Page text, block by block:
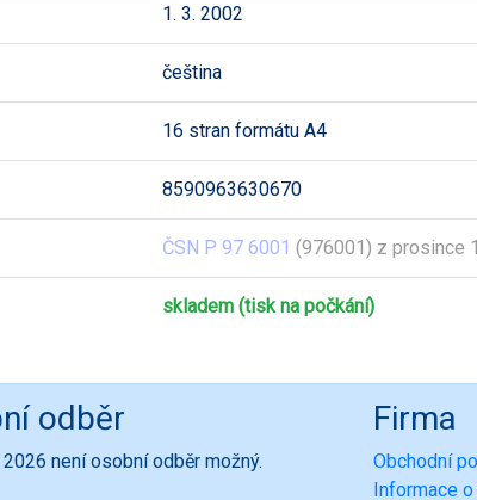
1. 3. 2002
čeština
16 stran formátu A4
8590963630670
ČSN P 97 6001 (976001) z prosince
skladem (tisk na počkání)
odběr
2026 není osobní odběr možný.
Firma
Obchodní
Informace